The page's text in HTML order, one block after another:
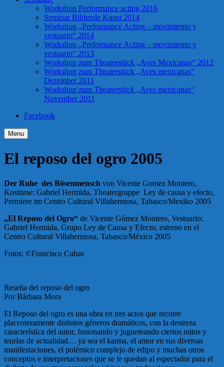
Workshop Performance acting 2016
Seminar Bildende Kunst 2014
Workshop „Performance Acting – movimiento y
vestuario“ 2014
Workshop „Performance Acting – movimiento y
vestuario“ 2013
Workshop zum Theaterstück „Aves Mexicanas“ 2012
Workshop zum Theaterstück „Aves mexicanas“
Dezember 2011
Workshop zum Theaterstück „Aves mexicanas“
November 2011
Facebook
Menu
El reposo del ogro 2005
Der Ruhe des Bösenmensch von Vicente Gomez Montero,
Kostüme: Gabriel Hermida, Theatergruppe Ley de causa y efecto,
Premiere im Centro Cultural Villahermosa, Tabasco/Mexiko 2005
„El Reposo del Ogro“ de Vicente Gómez Montero, Vestuario:
Gabriel Hermida, Grupo Ley de Causa y Efecto, estreno en el
Centro Cultural Villahermosa, Tabasco/México 2005
Fotos: ©Francisco Cubas
Reseña del reposo del ogro
Por Bárbara Mora
El Reposo del ogro es una obra en tres actos que recorre
placenteramente distintos géneros dramáticos, con la destreza
característica del autor, fusionando y jugueteando ciertos mitos y
teorías de actualidad… ya sea el karma, el amor en sus diversas
manifestaciones, el polémico complejo de edipo y muchas otros
conceptos e interpretaciones que se le quedan al espectador para el